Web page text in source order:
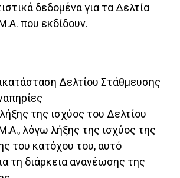
δεδομένα για τα Δελτία
που εκδίδουν.
Δελτίου Στάθμευσης
της ισχύος του Δελτίου
λόγω λήξης της ισχύος της
του κατόχου του, αυτό
τη διάρκεια ανανέωσης της